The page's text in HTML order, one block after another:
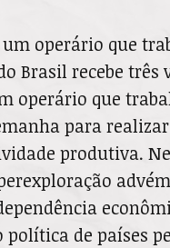
operário que
Brasil recebe três
operário que
para
produtiva.
política de países